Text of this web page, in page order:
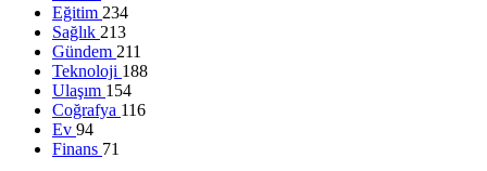
Eğitim 234
Sağlık 213
Gündem 211
Teknoloji 188
Ulaşım 154
Coğrafya 116
Ev 94
Finans 71